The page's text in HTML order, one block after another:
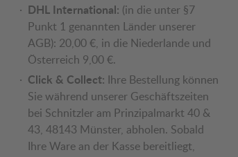
DHL International: (in die unter §7
Punkt 1 genannten Länder unserer
AGB): 20,00 €, in die Niederlande und
Österreich 9,00 €.
Click & Collect: Ihre Bestellung können
Sie während unserer Geschäftszeiten
bei Schnitzler am Prinzipalmarkt 40 &
43, 48143 Münster, abholen. Sobald
Ihre Ware an der Kasse bereitliegt,